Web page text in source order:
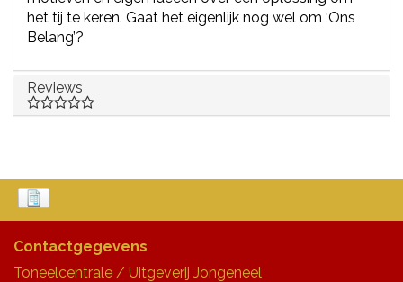
het tij te keren. Gaat het eigenlijk nog wel om ‘Ons
Belang’?
Reviews
Contactgegevens
Toneelcentrale / Uitgeverij Jongeneel